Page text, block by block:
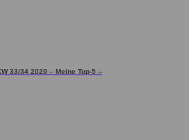
33/34 2020 – Meine Top-5 --